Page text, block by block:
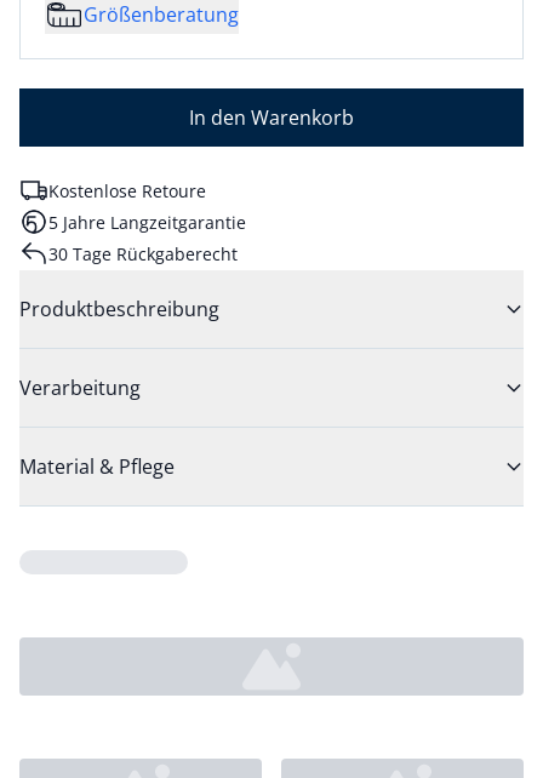
Größenberatung
In den Warenkorb
Kostenlose Retoure
5 Jahre Langzeitgarantie
30 Tage Rückgaberecht
Produktbeschreibung
Verarbeitung
Material & Pflege